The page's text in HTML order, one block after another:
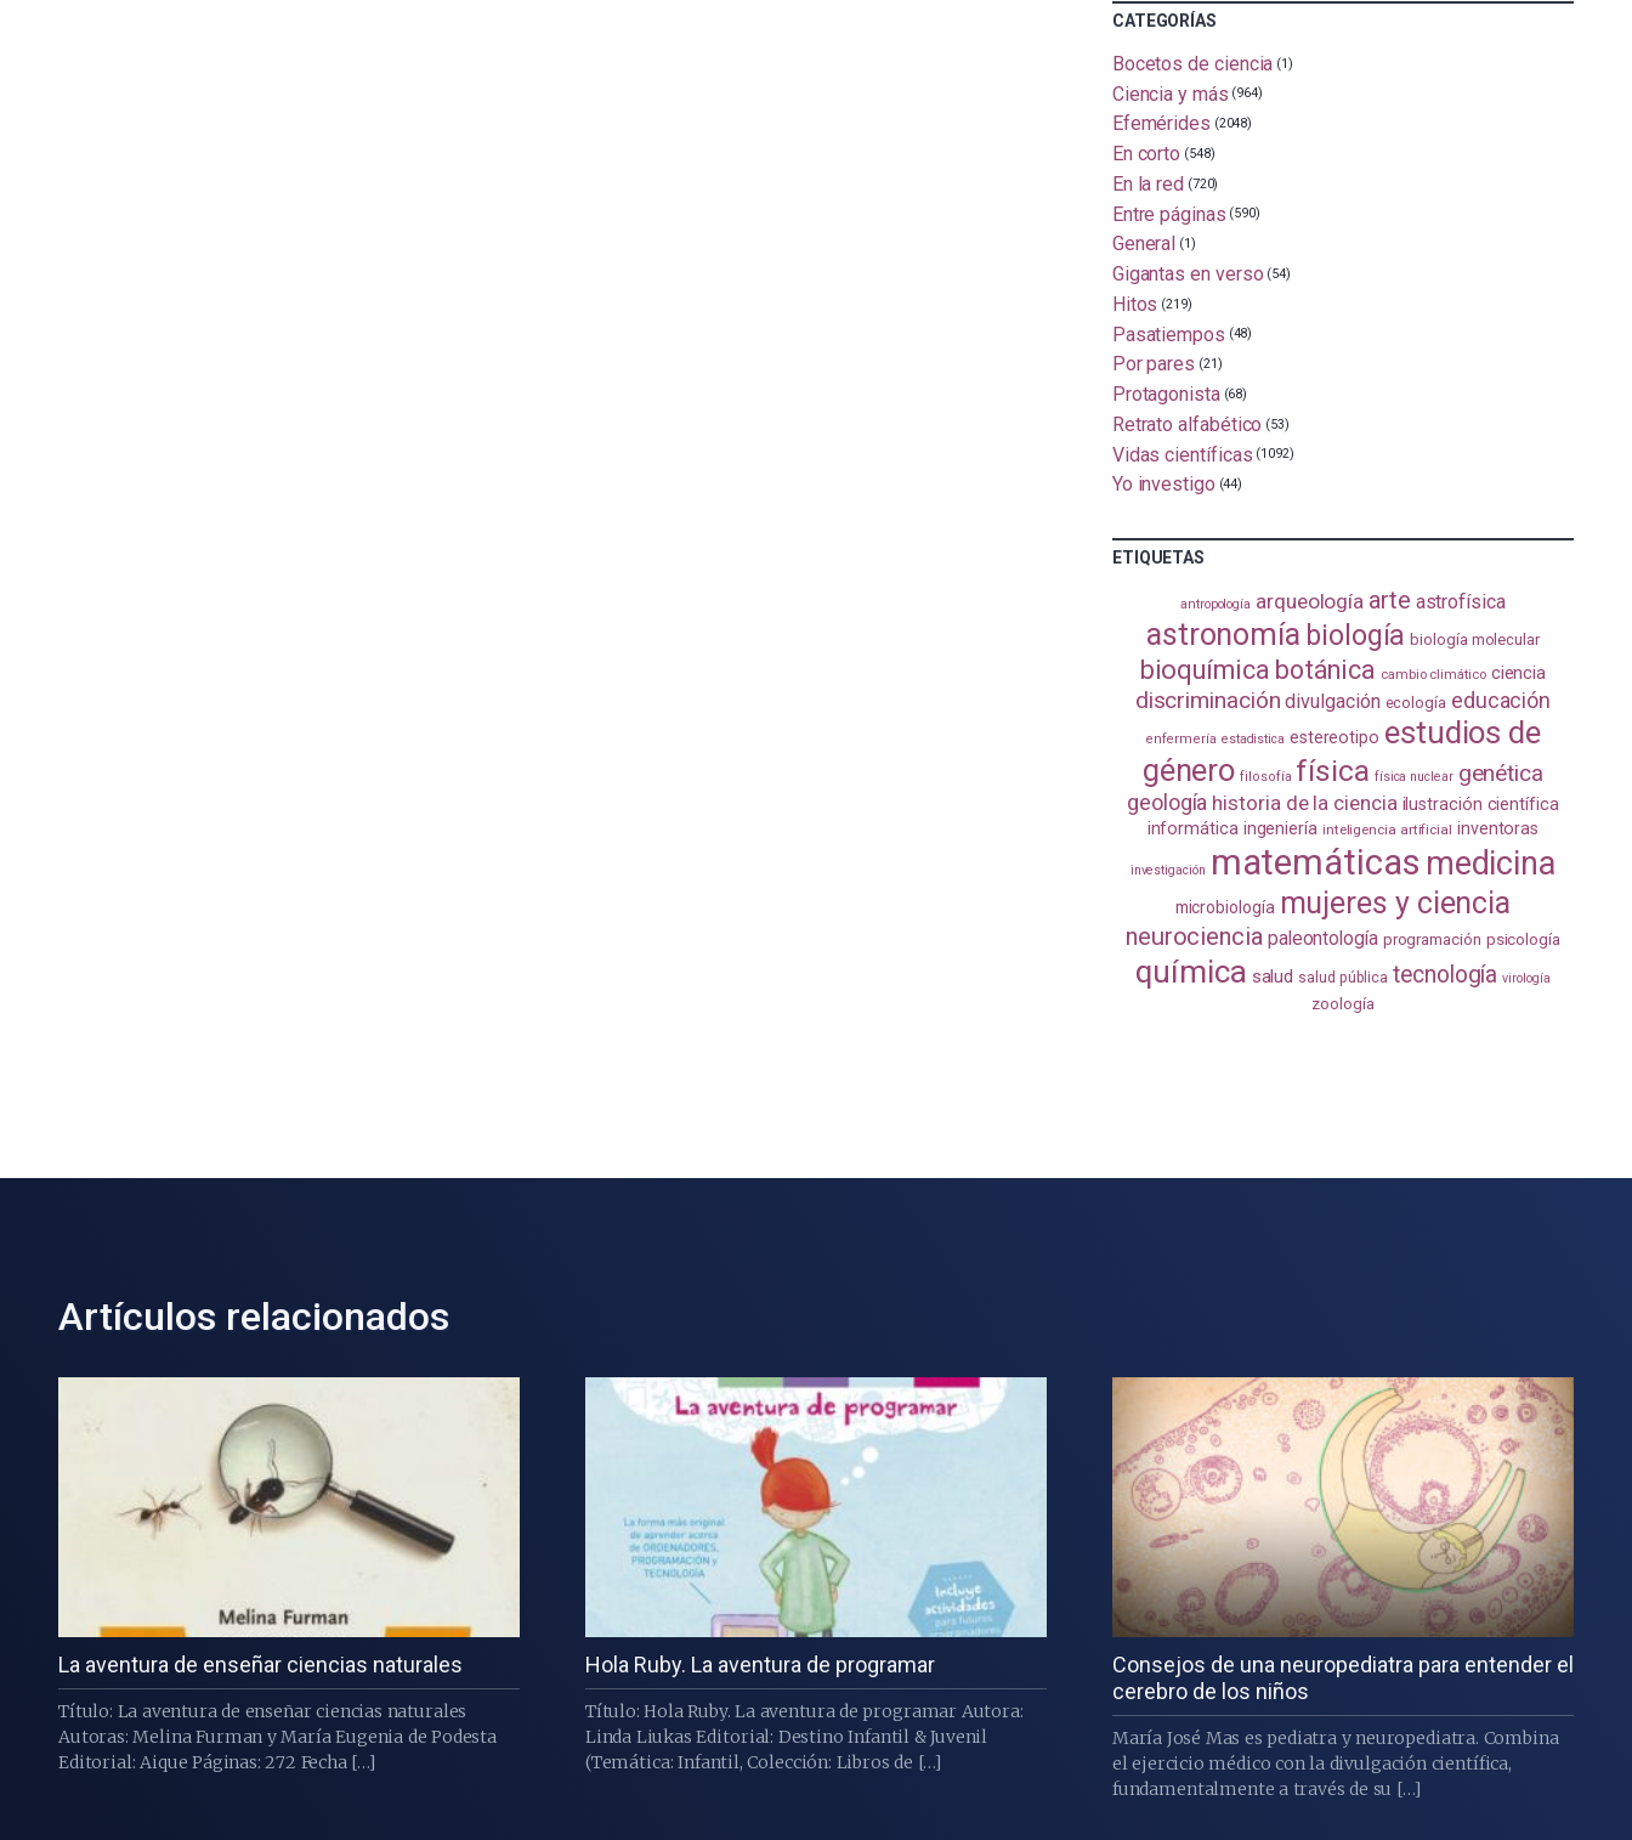
CATEGORÍAS
Bocetos de ciencia (1)
Ciencia y más (964)
Efemérides (2048)
En corto (548)
En la red (720)
Entre páginas (590)
General (1)
Gigantas en verso (54)
Hitos (219)
Pasatiempos (48)
Por pares (21)
Protagonista (68)
Retrato alfabético (53)
Vidas científicas (1092)
Yo investigo (44)
ETIQUETAS
antropología arqueología arte astrofísica
astronomía biología biología molecular
bioquímica botánica cambio climático ciencia
discriminación divulgación ecología educación
enfermería estadistica estereotipo estudios de
género filosofía física física nuclear genética
geología historia de la ciencia ilustración científica
informática ingeniería inteligencia artificial inventoras
investigación matemáticas medicina
microbiología mujeres y ciencia
neurociencia paleontología programación psicología
química salud salud pública tecnología virología
zoología
Artículos relacionados
La aventura de enseñar ciencias naturales
Título: La aventura de enseñar ciencias naturales
Autoras: Melina Furman y María Eugenia de Podesta
Editorial: Aique Páginas: 272 Fecha […]
Hola Ruby. La aventura de programar
Título: Hola Ruby. La aventura de programar Autora:
Linda Liukas Editorial: Destino Infantil & Juvenil
(Temática: Infantil, Colección: Libros de […]
Consejos de una neuropediatra para entender el
cerebro de los niños
María José Mas es pediatra y neuropediatra. Combina
el ejercicio médico con la divulgación científica,
fundamentalmente a través de su […]